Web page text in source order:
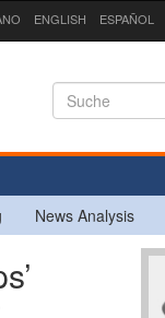
ENGLISH ESPAÑOL
News Analysis